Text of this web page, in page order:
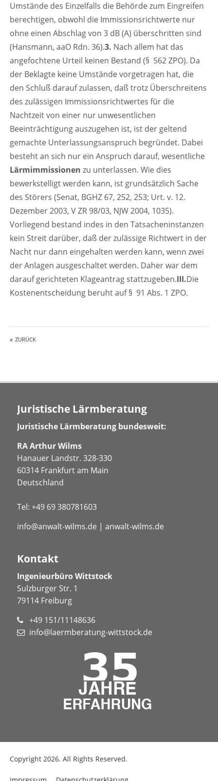
Umstände des Einzelfalls die Behörde zum Eingreifen
berechtigen, obwohl die Immissionsrichtwerte nur
ohne einen Abschlag von 3 dB (A) überschritten sind
(Hansmann, aaO Rdn. 36).3. Nach allem hat das
angefochtene Urteil keinen Bestand (§ 562 ZPO). Da
der Beklagte keine Umstände vorgetragen hat, die
den Schluß darauf zulassen, daß trotz Überschreitens
des zulässigen Immissionsrichtwertes für die
Nachtzeit von einer nur unwesentlichen
Beeinträchtigung auszugehen ist, ist der geltend
gemachte Unterlassungsanspruch begründet. Dabei
besteht an sich nur ein Anspruch darauf, wesentliche
Lärmimmissionen zu unterlassen. Wie dies
bewerkstelligt werden kann, ist grundsätzlich Sache
des Störers (Senat, BGHZ 67, 252, 253; Urt. v. 12.
Dezember 2003, V ZR 98/03, NJW 2004, 1035).
Vorliegend bestand indes in den Tatsacheninstanzen
kein Streit darüber, daß der zulässige Richtwert in der
Nacht nur dann eingehalten werden kann, wenn zwei
der Anlagen ausgeschaltet werden. Daher war dem
darauf gerichteten Klageantrag stattzugeben.III.Die
Kostenentscheidung beruht auf § 91 Abs. 1 ZPO.
ZURÜCK
Juristische Lärmberatung
Juristische Lärmberatung bundesweit:
RA Arthur Wilms
Hanauer Landstr. 328-330
60314 Frankfurt am Main
Deutschland
Tel: +49 69 380781603
info@anwalt-wilms.de | anwalt-wilms.de
Kontakt
Ingenieurbüro Wittstock
Sulzburger Str. 1
79114 Freiburg
+49 151/11148636
info@laermberatung-wittstock.de
Copyright 2026. All Rights Reserved.